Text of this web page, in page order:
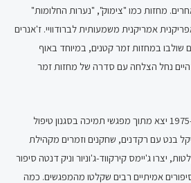
מחזות כמו "צימוק", "נערות החלומות"
אמריקנית משמעותית לברודוויי. ז'אנרים
שולבו במחזות זמר קטנים, במיוחד באוף
נחל הצלחה עם סדרה של מחזות זמר
המחזמר "שורת המקהלה" מ-1975 יצא מתוך מפגשי תמיכה בסגנון טיפול
בנט עם רקדנים, שחקנים וזמרים מקהילת
יצרו ג'יימס קירקווד-ג'וניור וניק דנטה סיפור
אמיתיים רבים שקלטו מהמפגשים. כמה